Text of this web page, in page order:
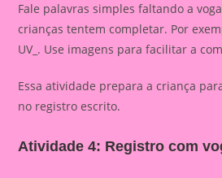
Fale palavras simples faltando a
crianças tentem completar. Por
UV_. Use imagens para facilitar a
Essa atividade prepara a criança
no registro escrito.
Atividade 4: Registro com